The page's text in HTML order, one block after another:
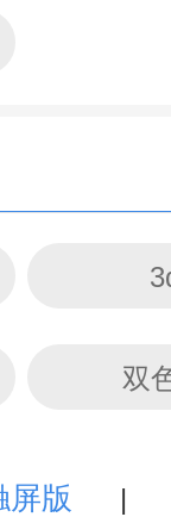
双
屏版 |